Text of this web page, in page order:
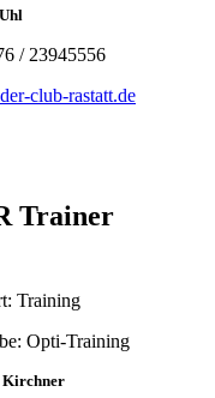
/ 23945556
club-rastatt.de
Trainer
Training
Opti-Training